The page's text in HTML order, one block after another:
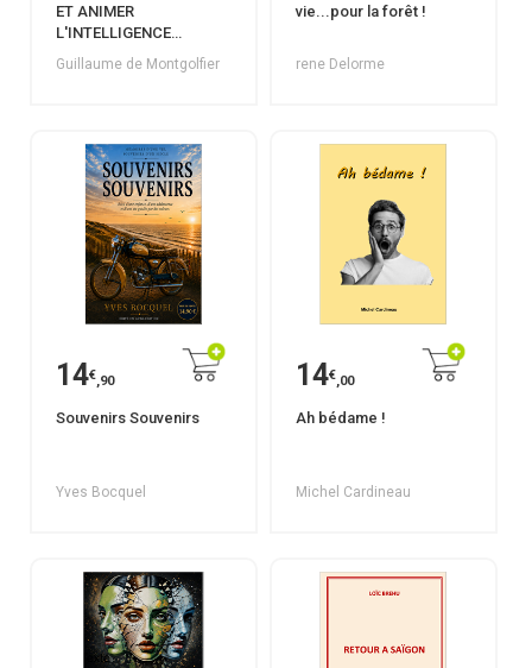
ET ANIMER
L'INTELLIGENCE
COLLECTIVE
Guillaume de Montgolfier
vie...pour la forêt !
rene Delorme
14€,90
Souvenirs Souvenirs
Yves Bocquel
14€,00
Ah bédame !
Michel Cardineau